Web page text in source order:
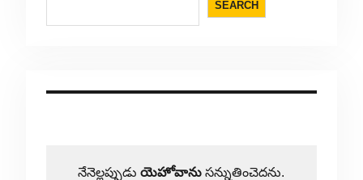
SEARCH
నేనెల్లప్పుడుయెహోవాను సన్నుతించెదను.